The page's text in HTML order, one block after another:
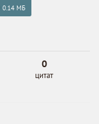
0.14 МБ
0
цитат